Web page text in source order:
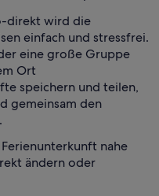
direkt wird die
einfach und stressfrei.
eine große Gruppe
Ort
speichern und teilen,
gemeinsam den
nahe
ändern oder